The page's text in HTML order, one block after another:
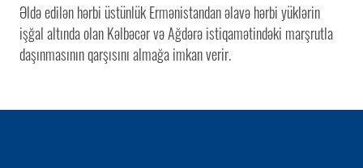
Əldə edilən hərbi üstünlük Ermənistandan əlavə hərbi yüklərin
işğal altında olan Kəlbəcər və Ağdərə istiqamətindəki marşrutla
daşınmasının qarşısını almağa imkan verir.